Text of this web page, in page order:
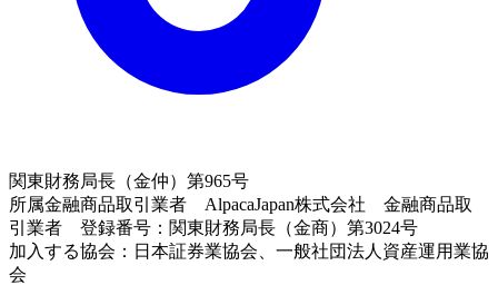
関東財務局長（金仲）第965号
所属金融商品取引業者 AlpacaJapan株式会社 金融商品取
引業者 登録番号：関東財務局長（金商）第3024号
加入する協会：日本証券業協会、一般社団法人資産運用業協
会